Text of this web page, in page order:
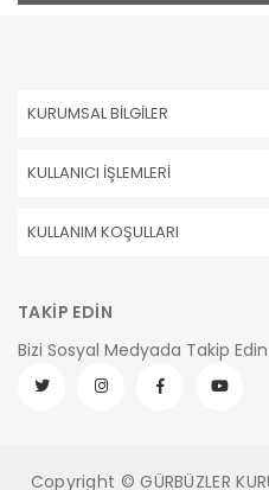
KURUMSAL BİLGİLER
KULLANICI İŞLEMLERİ
KULLANIM KOŞULLARI
TAKİP EDİN
Bizi Sosyal Medyada Takip Edin
Copyright © GÜRBÜZLER